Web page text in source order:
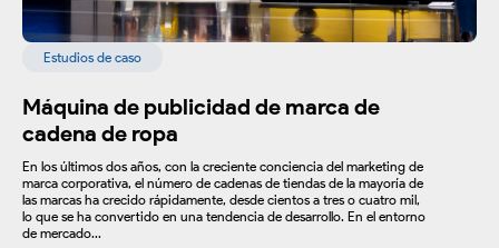
Estudios de caso
Máquina de publicidad de marca de
cadena de ropa
En los últimos dos años, con la creciente conciencia del marketing de
marca corporativa, el número de cadenas de tiendas de la mayoría de
las marcas ha crecido rápidamente, desde cientos a tres o cuatro mil,
lo que se ha convertido en una tendencia de desarrollo. En el entorno
de mercado...